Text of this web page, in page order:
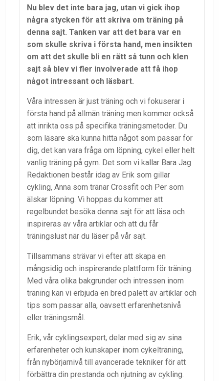
Nu blev det inte bara jag, utan vi gick ihop
några stycken för att skriva om träning på
denna sajt. Tanken var att det bara var en
som skulle skriva i första hand, men insikten
om att det skulle bli en rätt så tunn och klen
sajt så blev vi fler involverade att få ihop
något intressant och läsbart.
Våra intressen är just träning och vi fokuserar i
första hand på allmän träning men kommer också
att inrikta oss på specifika träningsmetoder. Du
som läsare ska kunna hitta något som passar för
dig, det kan vara fråga om löpning, cykel eller helt
vanlig träning på gym. Det som vi kallar Bara Jag
Redaktionen består idag av Erik som gillar
cykling, Anna som tränar Crossfit och Per som
älskar löpning. Vi hoppas du kommer att
regelbundet besöka denna sajt för att läsa och
inspireras av våra artiklar och att du får
träningslust när du läser på vår sajt.
Tillsammans strävar vi efter att skapa en
mångsidig och inspirerande plattform för träning.
Med våra olika bakgrunder och intressen inom
träning kan vi erbjuda en bred palett av artiklar och
tips som passar alla, oavsett erfarenhetsnivå
eller träningsmål.
Erik, vår cyklingsexpert, delar med sig av sina
erfarenheter och kunskaper inom cykelträning,
från nybörjarnivå till avancerade tekniker för att
förbättra din prestanda och njutning av cykling.